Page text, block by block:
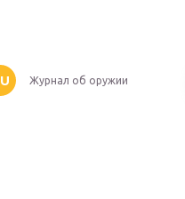
Журнал об оружии